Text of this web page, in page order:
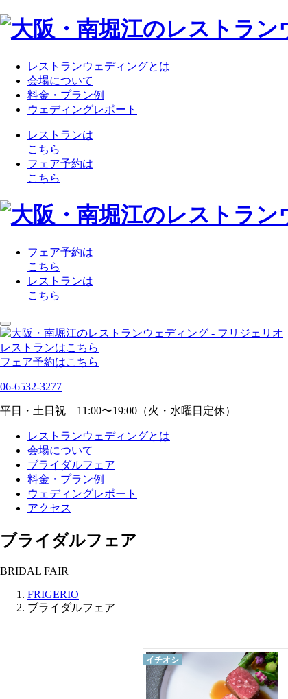
レストランウェディングとは
会場について
料金・プラン例
ウェディングレポート
レストランは
こちら
フェア予約は
こちら
フェア予約は
こちら
レストランは
こちら
レストランはこちら
フェア予約はこちら
06-6532-3277
平日・土日祝 11:00〜19:00（火・水曜日定休）
レストランウェディングとは
会場について
ブライダルフェア
料金・プラン例
ウェディングレポート
アクセス
ブライダルフェア
BRIDAL FAIR
FRIGERIO
ブライダルフェア
イチオシ